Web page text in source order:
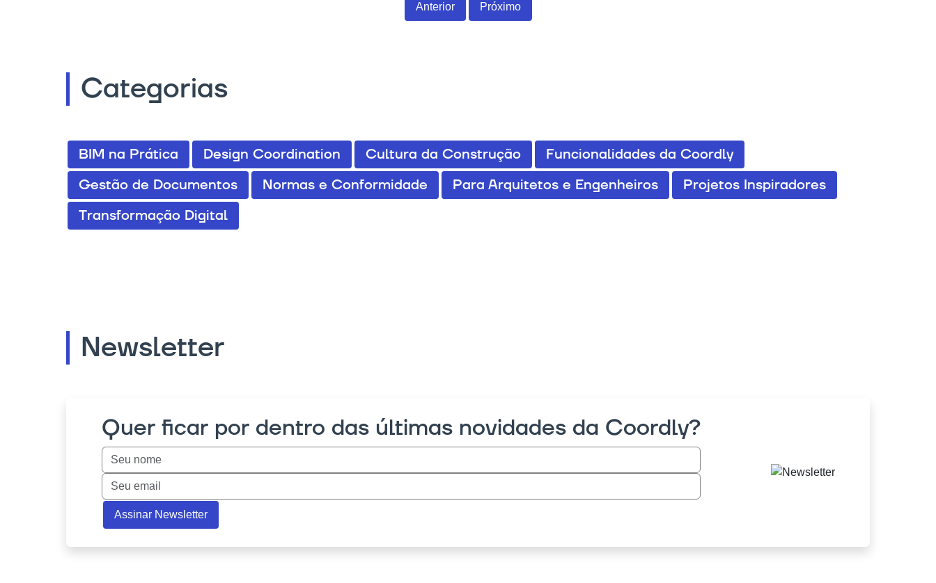
Anterior Próximo
Categorias
BIM na Prática Design Coordination Cultura da Construção
Funcionalidades da Coordly
Gestão de Documentos
Normas e Conformidade Para Arquitetos e Engenheiros
Projetos Inspiradores
Transformação Digital
Newsletter
Quer ficar por dentro das últimas novidades da Coordly?
Assinar Newsletter